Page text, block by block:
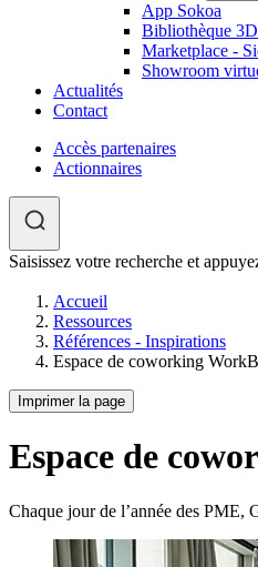
App Sokoa
Bibliothèque
Marketplace -
Showroom
Actualités
Contact
Accès partenaires
Actionnaires
Saisissez votre recherche et
Accueil
Ressources
Références - Inspirations
Espace de coworking
Imprimer la page
Espace de
Chaque jour de l’année des PME,